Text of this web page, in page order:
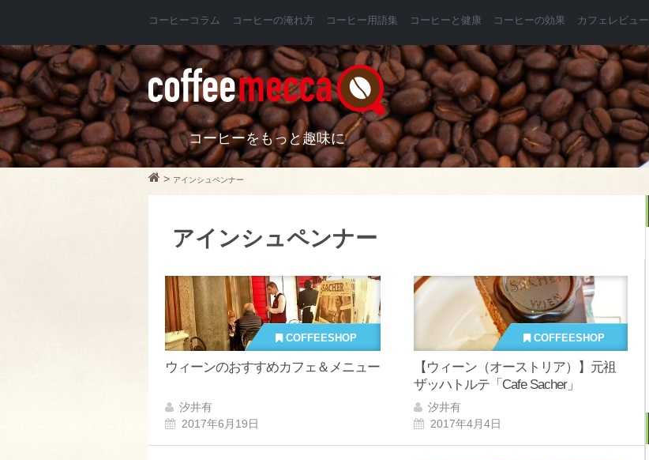
コーヒーコラム コーヒーの淹れ方 コーヒー用語集 コーヒーと健康 コーヒーの効果 カフェレビュー
コーヒーをもっと趣味に
> アインシュペンナー
アインシュペンナー
COFFEESHOP
ウィーンのおすすめカフェ＆メニュー
汐井有
2017年6月19日
COFFEESHOP
【ウィーン（オーストリア）】元祖
ザッハトルテ「Cafe Sacher」
汐井有
2017年4月4日